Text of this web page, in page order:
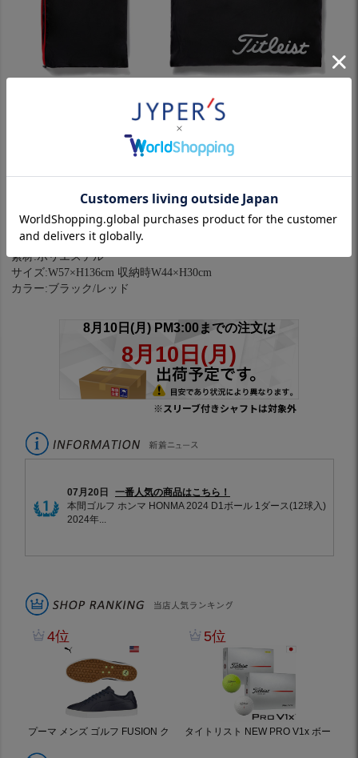
※パソコンやスマホによっては実際の色と多少異なる場合があり
製品仕様
パッカブル仕様のトラベルカバー。
品番:TA21PLWTK
素材:ポリエステル
サイズ:W57×H136cm 収納時W44×H30cm
カラー:ブラック/レッド
※スリーブ付きシャフトは対象外